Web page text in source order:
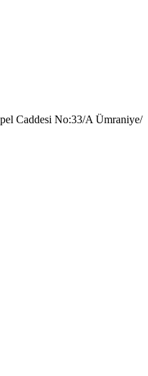
Caddesi No:33/A Ümraniye/